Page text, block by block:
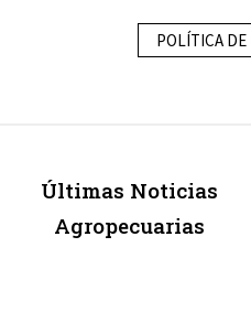
POLÍTICA DE
Últimas Noticias
Agropecuarias